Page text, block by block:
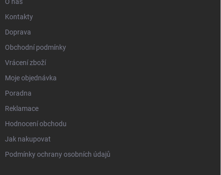
Kontakty
Doprava
Obchodní podmínky
Vrácení zboží
Moje objednávka
Poradna
Reklamace
Hodnocení obchodu
Jak nakupovat
Podmínky ochrany osobních údajů